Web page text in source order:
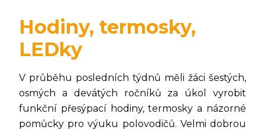
Hodiny, termosky,
LEDky
V průběhu posledních týdnů měli žáci šestých,
osmých a devátých ročníků za úkol vyrobit
funkční přesýpací hodiny, termosky a názorné
pomůcky pro výuku polovodičů. Velmi dobrou